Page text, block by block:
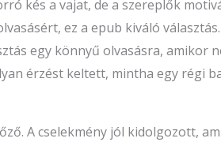
kés a vajat, de a szereplők
ez a epub kiváló
egy könnyű olvasásra, amikor
érzést keltett, mintha egy régi
A cselekmény jól kidolgozott,